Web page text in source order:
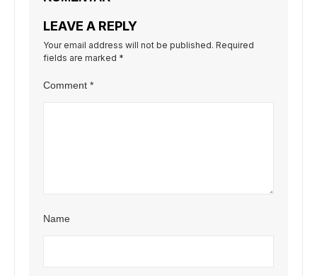
LEAVE A REPLY
Your email address will not be published. Required
fields are marked *
Comment *
Name